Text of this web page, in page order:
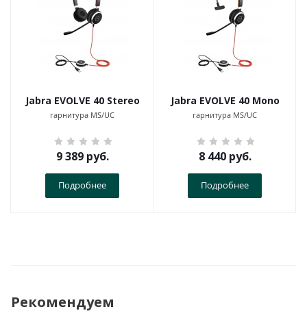
Jabra EVOLVE 40 Stereo
гарнитура MS/UC
9 389руб.
Подробнее
Jabra EVOLVE 40 Mono
гарнитура MS/UC
8 440руб.
Подробнее
Рекомендуем